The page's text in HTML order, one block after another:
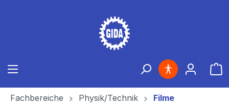
Fachbereiche Physik/Technik Filme